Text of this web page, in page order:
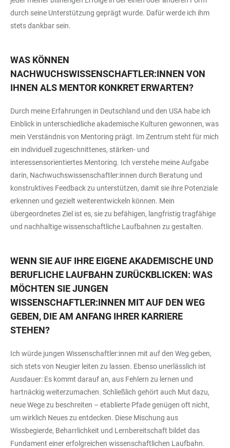
durch seine Unterstützung geprägt wurde. Dafür werde ich ihm
stets dankbar sein.
WAS KÖNNEN
NACHWUCHSWISSENSCHAFTLER:INNEN VON
IHNEN ALS MENTOR KONKRET ERWARTEN?
Durch meine Erfahrungen in Deutschland und den USA habe ich
Einblick in unterschiedliche akademische Kulturen gewonnen, was
mein Verständnis von Mentoring prägt. Im Zentrum steht für mich
ein individuell zugeschnittenes, stärken- und
interessensorientiertes Mentoring. Ich verstehe meine Aufgabe
darin, Nachwuchswissenschaftler:innen durch Beratung und
konstruktives Feedback zu unterstützen, damit sie ihre Potenziale
erkennen und gezielt weiterentwickeln können. Mein
übergeordnetes Ziel ist es, sie zu befähigen, langfristig tragfähige
und nachhaltige wissenschaftliche Laufbahnen zu gestalten.
WENN SIE AUF IHRE EIGENE AKADEMISCHE UND
BERUFLICHE LAUFBAHN ZURÜCKBLICKEN: WAS
MÖCHTEN SIE JUNGEN
WISSENSCHAFTLER:INNEN MIT AUF DEN WEG
GEBEN, DIE AM ANFANG IHRER KARRIERE
STEHEN?
Ich würde jungen Wissenschaftler:innen mit auf den Weg geben,
sich stets von Neugier leiten zu lassen. Ebenso unerlässlich ist
Ausdauer: Es kommt darauf an, aus Fehlern zu lernen und
hartnäckig weiterzumachen. Schließlich gehört auch Mut dazu,
neue Wege zu beschreiten – etablierte Pfade genügen oft nicht,
um wirklich Neues zu entdecken. Diese Mischung aus
Wissbegierde, Beharrlichkeit und Lernbereitschaft bildet das
Fundament einer erfolgreichen wissenschaftlichen Laufbahn.